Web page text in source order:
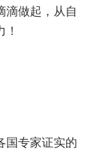
滴做起，从自
国专家证实的